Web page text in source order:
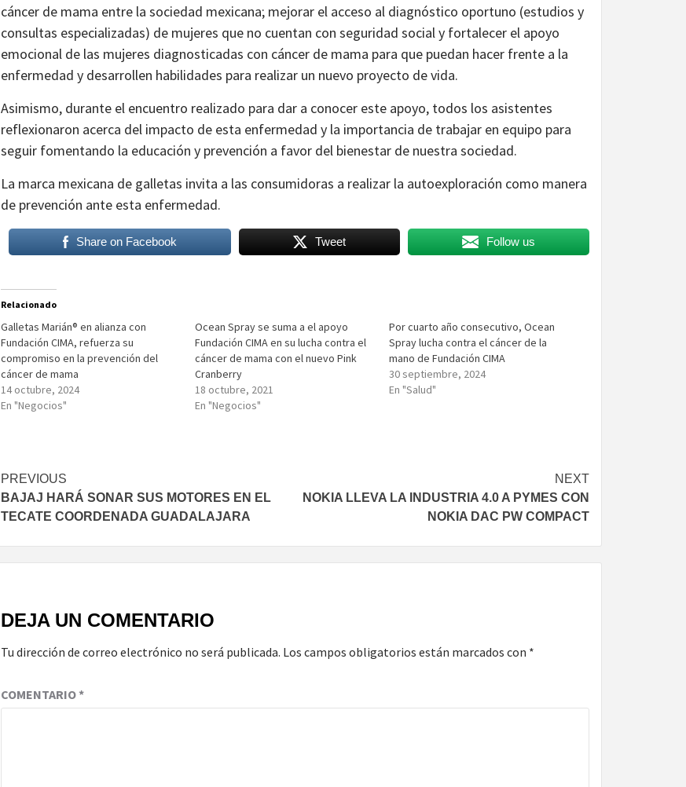
cáncer de mama entre la sociedad mexicana; mejorar el acceso al diagnóstico oportuno (estudios y
consultas especializadas) de mujeres que no cuentan con seguridad social y fortalecer el apoyo
emocional de las mujeres diagnosticadas con cáncer de mama para que puedan hacer frente a la
enfermedad y desarrollen habilidades para realizar un nuevo proyecto de vida.
Asimismo, durante el encuentro realizado para dar a conocer este apoyo, todos los asistentes
reflexionaron acerca del impacto de esta enfermedad y la importancia de trabajar en equipo para
seguir fomentando la educación y prevención a favor del bienestar de nuestra sociedad.
La marca mexicana de galletas invita a las consumidoras a realizar la autoexploración como manera
de prevención ante esta enfermedad.
Share on Facebook Tweet Follow us
Relacionado
Galletas Marián® en alianza con
Fundación CIMA, refuerza su
compromiso en la prevención del
cáncer de mama
14 octubre, 2024
En "Negocios"
Ocean Spray se suma a el apoyo
Fundación CIMA en su lucha contra el
cáncer de mama con el nuevo Pink
Cranberry
18 octubre, 2021
En "Negocios"
Por cuarto año consecutivo, Ocean
Spray lucha contra el cáncer de la
mano de Fundación CIMA
30 septiembre, 2024
En "Salud"
Post
navigation
PREVIOUS
BAJAJ HARÁ SONAR SUS MOTORES EN EL
TECATE COORDENADA GUADALAJARA
NEXT
NOKIA LLEVA LA INDUSTRIA 4.0 A PYMES CON
NOKIA DAC PW COMPACT
DEJA UN COMENTARIO
Tu dirección de correo electrónico no será publicada. Los campos obligatorios están marcados con *
COMENTARIO*